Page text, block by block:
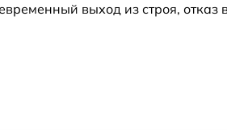
выход из строя, отказ